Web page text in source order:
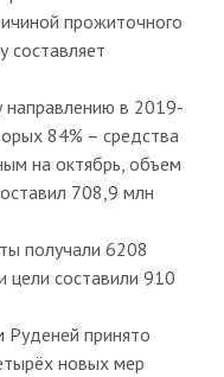
прожиточного
составляет
в 2019-
84% – средства
на октябрь, объем
708,9 млн
получали 6208
цели составили 910
Руденей принято
новых мер